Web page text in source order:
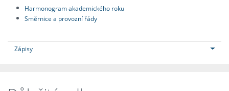
Harmonogram akademického roku
Směrnice a provozní řády
Zápisy